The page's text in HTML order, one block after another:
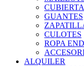
GUANTES
CULOTES
ROPA
ALQUILER